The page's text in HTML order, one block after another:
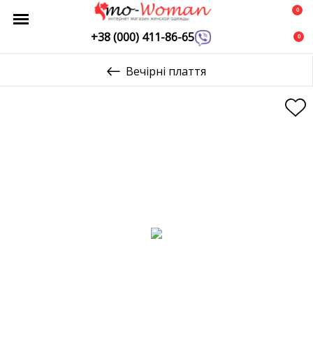
+38 (000) 411-86-65
0
0
Вечірні плаття